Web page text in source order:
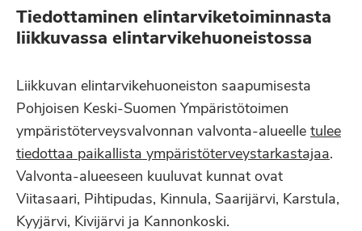
Tiedottaminen elintarviketoiminnasta
liikkuvassa elintarvikehuoneistossa
Liikkuvan elintarvikehuoneiston saapumisesta
Pohjoisen Keski-Suomen Ympäristötoimen
ympäristöterveysvalvonnan valvonta-alueelle tulee
tiedottaa paikallista ympäristöterveystarkastajaa.
Valvonta-alueeseen kuuluvat kunnat ovat
Viitasaari, Pihtipudas, Kinnula, Saarijärvi, Karstula,
Kyyjärvi, Kivijärvi ja Kannonkoski.